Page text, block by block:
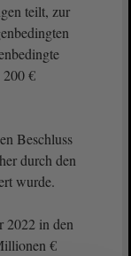
teilt, zur
€
Beschluss
durch den
wurde.
2022 in den
€